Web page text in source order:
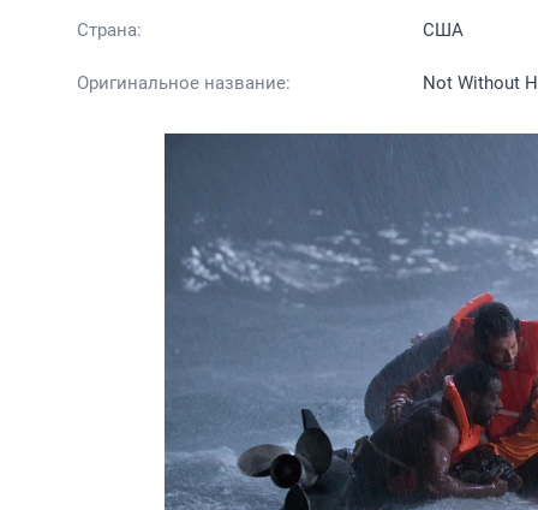
Страна: США
Оригинальное название: Not Without